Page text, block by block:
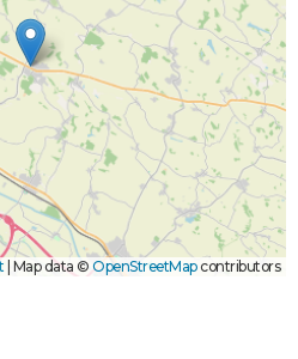
| Map data © OpenStreetMapcontributors